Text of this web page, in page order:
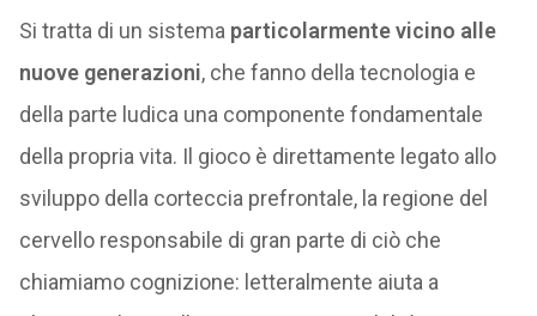
Si tratta di un sistema particolarmente vicino alle
nuove generazioni, che fanno della tecnologia e
della parte ludica una componente fondamentale
della propria vita. Il gioco è direttamente legato allo
sviluppo della corteccia prefrontale, la regione del
cervello responsabile di gran parte di ciò che
chiamiamo cognizione: letteralmente aiuta a